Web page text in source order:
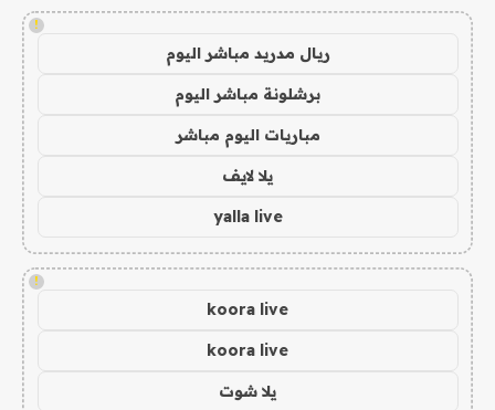
!
ريال مدريد مباشر اليوم
برشلونة مباشر اليوم
مباريات اليوم مباشر
يلا لايف
yalla live
!
koora live
koora live
يلا شوت